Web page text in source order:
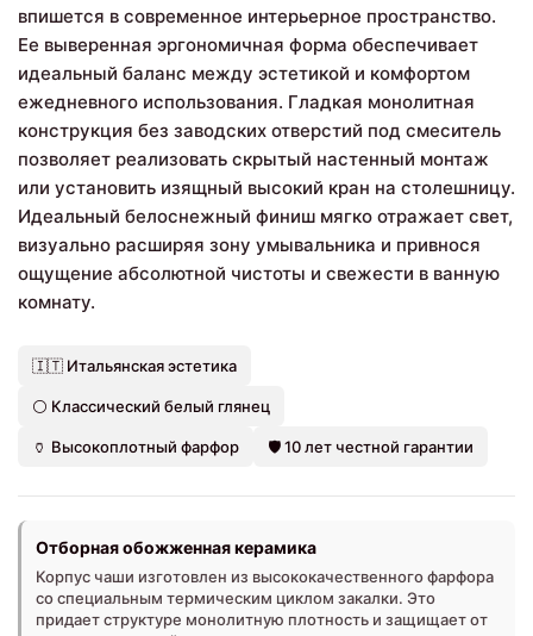
впишется в современное интерьерное пространство.
Ее выверенная эргономичная форма обеспечивает
идеальный баланс между эстетикой и комфортом
ежедневного использования. Гладкая монолитная
конструкция без заводских отверстий под смеситель
позволяет реализовать скрытый настенный монтаж
или установить изящный высокий кран на столешницу.
Идеальный белоснежный финиш мягко отражает свет,
визуально расширяя зону умывальника и привнося
ощущение абсолютной чистоты и свежести в ванную
комнату.
🇮🇹 Итальянская эстетика
⚪ Классический белый глянец
🏺 Высокоплотный фарфор 🛡️ 10 лет честной гарантии
Отборная обожженная керамика
Корпус чаши изготовлен из высококачественного фарфора
со специальным термическим циклом закалки. Это
придает структуре монолитную плотность и защищает от